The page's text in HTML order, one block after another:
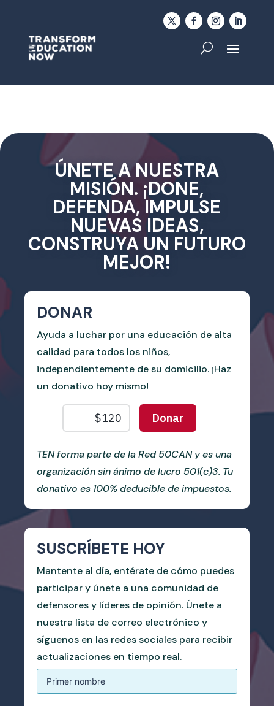
ÚNETE A NUESTRA
MISIÓN. ¡DONE,
DEFENDA, IMPULSE
NUEVAS IDEAS,
CONSTRUYA UN FUTURO
MEJOR!
DONAR
Ayuda a luchar por una educación de alta
calidad para todos los niños,
independientemente de su domicilio. ¡Haz
un donativo hoy mismo!
TEN forma parte de la Red 50CAN y es una
organización sin ánimo de lucro 501(c)3. Tu
donativo es 100% deducible de impuestos.
SUSCRÍBETE HOY
Mantente al día, entérate de cómo puedes
participar y únete a una comunidad de
defensores y líderes de opinión. Únete a
nuestra lista de correo electrónico y
síguenos en las redes sociales para recibir
actualizaciones en tiempo real.